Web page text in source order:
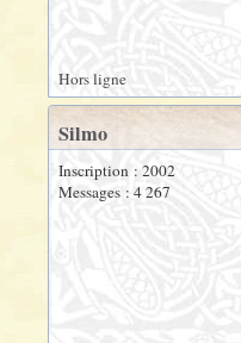
Hors ligne
Silmo
Inscription : 2002
Messages : 4 267